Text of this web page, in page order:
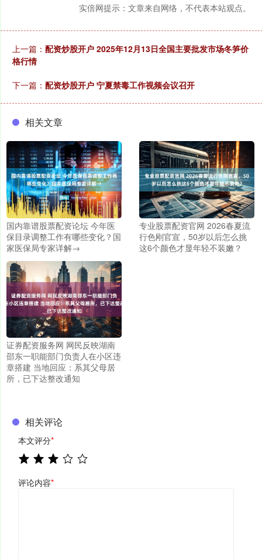
实倍网提示：文章来自网络，不代表本站观点。
上一篇： 配资炒股开户 2025年12月13日全国主要批发市场冬笋价
格行情
下一篇： 配资炒股开户 宁夏禁毒工作视频会议召开
相关文章
国内靠谱股票配资论坛 今年医
保目录调整工作有哪些变化？国
家医保局专家详解→
专业股票配资官网 2026春夏流
行色刚官宣，50岁以后怎么挑
这6个颜色才显年轻不装嫩？
证券配资服务网 网民反映湖南
邵东一职能部门负责人在小区违
章搭建 当地回应：系其父母居
所，已下达整改通知
相关评论
本文评分*
评论内容*